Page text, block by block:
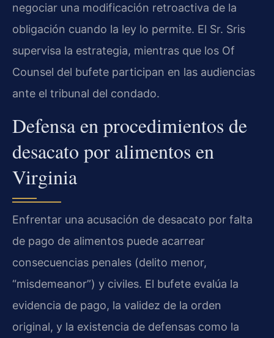
negociar una modificación retroactiva de la
obligación cuando la ley lo permite. El Sr. Sris
supervisa la estrategia, mientras que los Of
Counsel del bufete participan en las audiencias
ante el tribunal del condado.
Defensa en procedimientos de
desacato por alimentos en
Virginia
Enfrentar una acusación de desacato por falta
de pago de alimentos puede acarrear
consecuencias penales (delito menor,
“misdemeanor”) y civiles. El bufete evalúa la
evidencia de pago, la validez de la orden
original, y la existencia de defensas como la